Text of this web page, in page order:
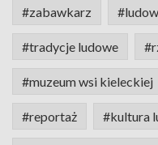
#zabawkarz
#tradycje ludowe
#muzeum wsi kieleckiej
#reportaż #kultura